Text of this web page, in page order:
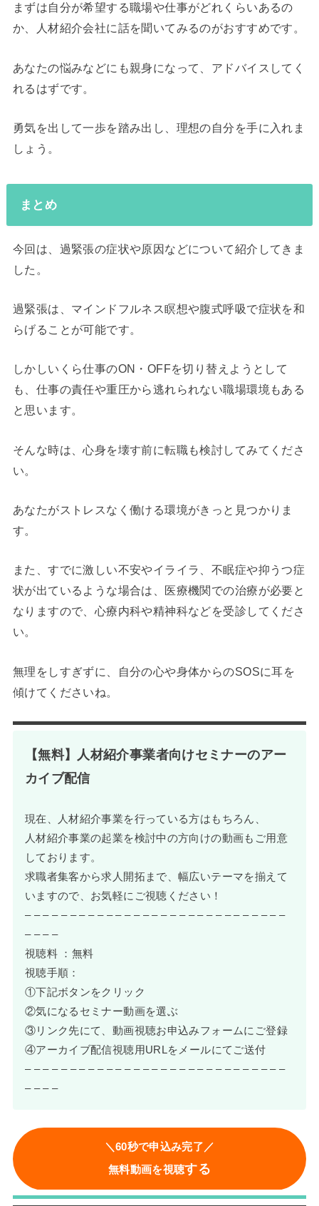
まずは自分が希望する職場や仕事がどれくらいあるの
か、人材紹介会社に話を聞いてみるのがおすすめです。
あなたの悩みなどにも親身になって、アドバイスしてく
れるはずです。
勇気を出して一歩を踏み出し、理想の自分を手に入れま
しょう。
まとめ
今回は、過緊張の症状や原因などについて紹介してきま
した。
過緊張は、マインドフルネス瞑想や腹式呼吸で症状を和
らげることが可能です。
しかしいくら仕事のON・OFFを切り替えようとして
も、仕事の責任や重圧から逃れられない職場環境もある
と思います。
そんな時は、心身を壊す前に転職も検討してみてくださ
い。
あなたがストレスなく働ける環境がきっと見つかりま
す。
また、すでに激しい不安やイライラ、不眠症や抑うつ症
状が出ているような場合は、医療機関での治療が必要と
なりますので、心療内科や精神科などを受診してくださ
い。
無理をしすぎずに、自分の心や身体からのSOSに耳を
傾けてくださいね。
【無料】人材紹介事業者向けセミナーのアー
カイブ配信
現在、人材紹介事業を行っている方はもちろん、
人材紹介事業の起業を検討中の方向けの動画もご用意
しております。
求職者集客から求人開拓まで、幅広いテーマを揃えて
いますので、お気軽にご視聴ください！
– – – – – – – – – – – – – – – – – – – – – – – – – – – – –
– – – –
視聴料 ：無料
視聴手順：
①下記ボタンをクリック
②気になるセミナー動画を選ぶ
③リンク先にて、動画視聴お申込みフォームにご登録
④アーカイブ配信視聴用URLをメールにてご送付
– – – – – – – – – – – – – – – – – – – – – – – – – – – – –
– – – –
＼60秒で申込み完了／
無料動画を視聴する